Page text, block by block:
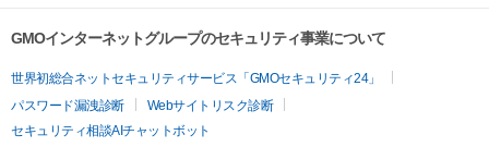
GMOインターネットグループのセキュリティ事業について
世界初総合ネットセキュリティサービス「GMOセキュリティ24」
パスワード漏洩診断
Webサイトリスク診断
セキュリティ相談AIチャットボット